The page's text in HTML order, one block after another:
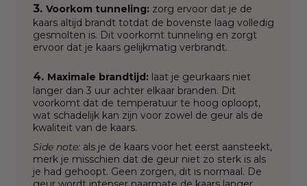
3. Voorkom tunneling: zorg ervoor dat je de
kaars altijd brandt totdat de bovenste laag volledig
gesmolten is. Dit voorkomt tunneling en zorgt
ervoor dat je kaars gelijkmatig verbrandt.
4. Maximale brandtijd: laat je geurkaars niet
langer dan 3 uur achter elkaar branden. Dit
voorkomt dat de temperatuur te hoog oploopt,
wat schadelijk kan zijn voor zowel de geur als de
kwaliteit van de kaars.
Side note: als je de kaars voor het eerst aansteekt,
merk je misschien dat de geur niet zo sterk is als
je had gehoopt. Geen zorgen, dit is normaal. De